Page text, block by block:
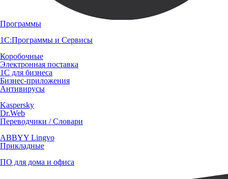
Программы
1С:Программы и Сервисы
Коробочные
Электронная поставка
1С для бизнеса
Бизнес-приложения
Антивирусы
Kaspersky
Dr.Web
Переводчики / Словари
ABBYY Lingvo
Прикладные
ПО для дома и офиса